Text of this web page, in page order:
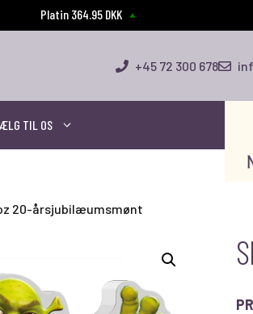
Platin 364.95 DKK
+45 72 300 678
TIL OS
20-årsjubilæumsmønt